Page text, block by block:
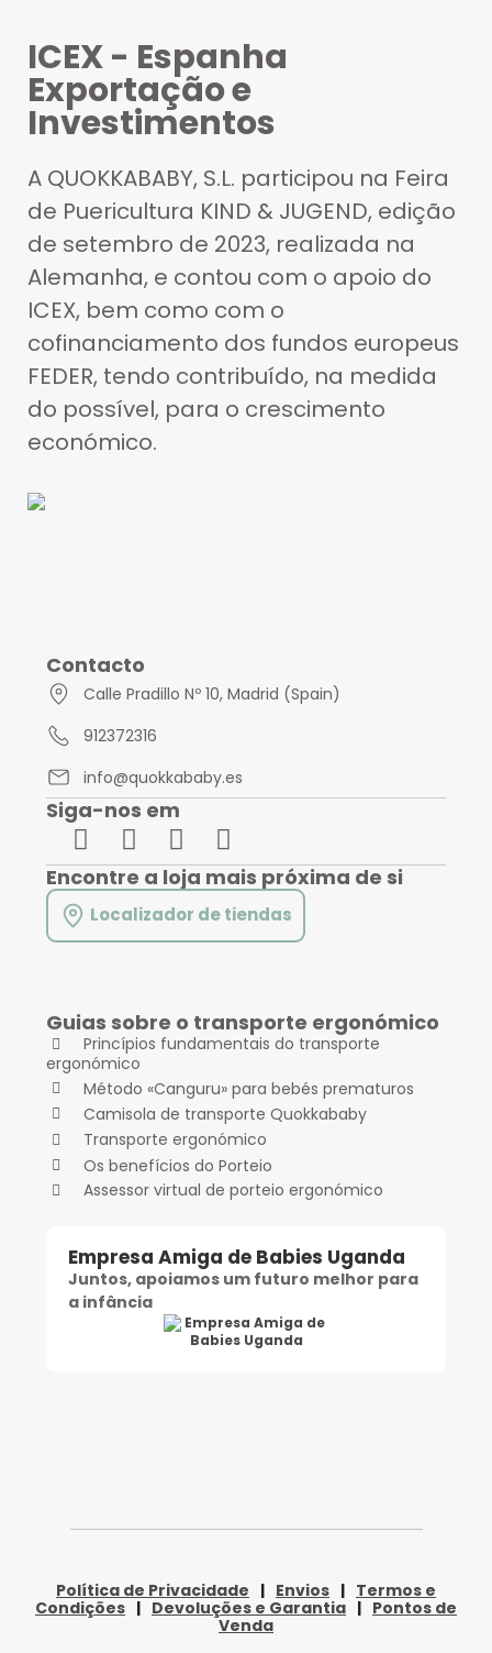
ICEX - Espanha
Exportação e
Investimentos
A QUOKKABABY, S.L. participou na Feira
de Puericultura KIND & JUGEND, edição
de setembro de 2023, realizada na
Alemanha, e contou com o apoio do
ICEX, bem como com o
cofinanciamento dos fundos europeus
FEDER, tendo contribuído, na medida
do possível, para o crescimento
económico.
Contacto
Calle Pradillo Nº 10, Madrid (Spain)
912372316
info@quokkababy.es
Siga-nos em
Encontre a loja mais próxima de si
Localizador de tiendas
Guias sobre o transporte ergonómico
Princípios fundamentais do transporte
ergonómico
Método «Canguru» para bebés prematuros
Camisola de transporte Quokkababy
Transporte ergonómico
Os benefícios do Porteio
Assessor virtual de porteio ergonómico
Empresa Amiga de Babies Uganda
Juntos, apoiamos um futuro melhor para
a infância
Política de Privacidade | Envios | Termos e
Condições | Devoluções e Garantia | Pontos de
Venda